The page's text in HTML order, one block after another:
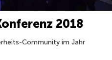
2018
Community im Jahr